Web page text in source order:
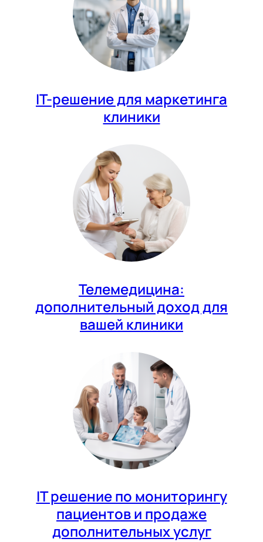
IT-решение для маркетинга
клиники
Телемедицина:
дополнительный доход для
вашей клиники
IT решение по мониторингу
пациентов и продаже
дополнительных услуг